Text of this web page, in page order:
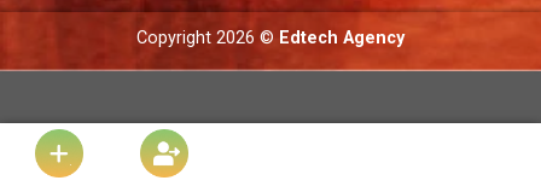
Copyright 2026 © Edtech Agency